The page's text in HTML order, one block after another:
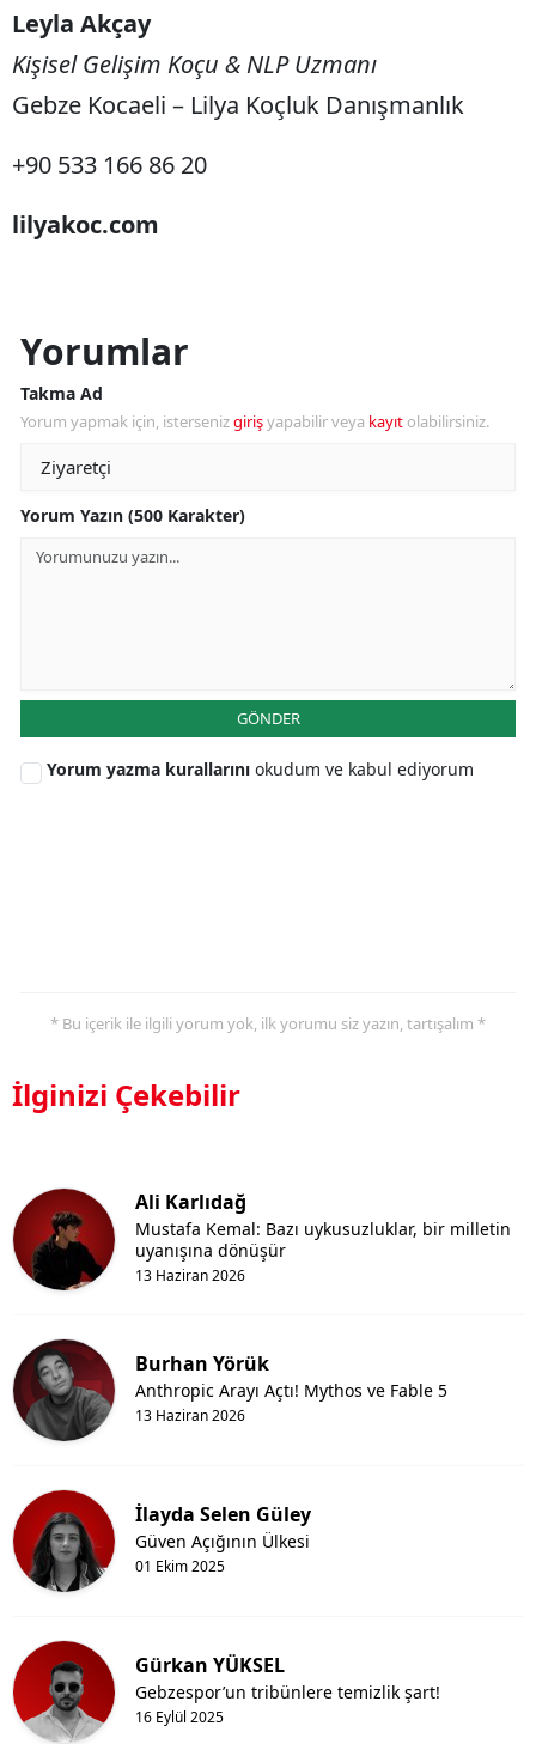
Leyla Akçay
Kişisel Gelişim Koçu & NLP Uzmanı
Gebze Kocaeli – Lilya Koçluk Danışmanlık
+90 533 166 86 20
lilyakoc.com
Yorumlar
Takma Ad
Yorum yapmak için, istersenizgirişyapabilir veya kayıt olabilirsiniz.
Yorum Yazın (500 Karakter)
GÖNDER
Yorum yazma kurallarını okudum ve kabul ediyorum
* Bu içerik ile ilgili yorum yok, ilk yorumu siz yazın, tartışalım *
İlginizi Çekebilir
Ali Karlıdağ
13 Haziran 2026
Mustafa Kemal: Bazı uykusuzluklar, bir milletin
uyanışına dönüşür
Burhan Yörük
13 Haziran 2026
Anthropic Arayı Açtı! Mythos ve Fable 5
İlayda Selen Güley
01 Ekim 2025
Güven Açığının Ülkesi
Gürkan YÜKSEL
16 Eylül 2025
Gebzespor’un tribünlere temizlik şart!